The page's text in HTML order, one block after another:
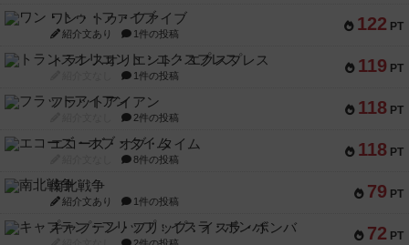
122 PT
ワン・トゥ・ファイブ
紹介文あり 1件の投稿
119 PT
トランスオリエント・エクスプレス
1件の投稿
118 PT
フラットアイアン
2件の投稿
118 PT
エコーズ・オブ・タイム
8件の投稿
79 PT
南北戦争
紹介文あり 1件の投稿
72 PT
キャプテン・フリップ：イスラ・ボンバ